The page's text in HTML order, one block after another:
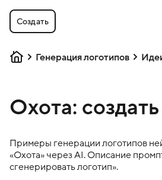
Создать
Генерация логотипов
Охота:
Примеры генерации логотипов
«Охота» через AI. Описание
сгенерировать логотип».